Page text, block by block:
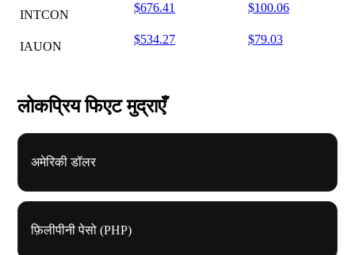
INTCON
$676.41 $100.06
IAUON
$534.27 $79.03
लोकप्रिय फिएट मुद्राएँ
अमेरिकी डॉलर
फ़िलीपीनी पेसो (PHP)